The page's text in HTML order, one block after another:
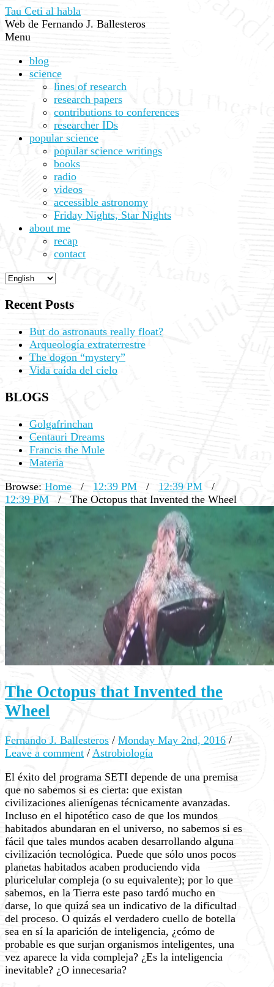
Tau Ceti al habla
Web de Fernando J. Ballesteros
Menu
blog
science
lines of research
research papers
contributions to conferences
researcher IDs
popular science
popular science writings
books
radio
videos
accessible astronomy
Friday Nights, Star Nights
about me
recap
contact
Recent Posts
But do astronauts really float?
Arqueología extraterrestre
The dogon “mystery”
Vida caída del cielo
BLOGS
Golgafrinchan
Centauri Dreams
Francis the Mule
Materia
Browse: Home / 12:39 PM / 12:39 PM
/
12:39 PM
/ The Octopus that Invented the Wheel
The Octopus that Invented the
Wheel
Fernando J. Ballesteros / Monday May 2nd, 2016 /
Leave a comment / Astrobiología
El éxito del programa SETI depende de una premisa
que no sabemos si es cierta: que existan
civilizaciones alienígenas técnicamente avanzadas.
Incluso en el hipotético caso de que los mundos
habitados abundaran en el universo, no sabemos si es
fácil que tales mundos acaben desarrollando alguna
civilización tecnológica. Puede que sólo unos pocos
planetas habitados acaben produciendo vida
pluricelular compleja (o su equivalente); por lo que
sabemos, en la Tierra este paso tardó mucho en
darse, lo que quizá sea un indicativo de la dificultad
del proceso. O quizás el verdadero cuello de botella
sea en sí la aparición de inteligencia, ¿cómo de
probable es que surjan organismos inteligentes, una
vez aparece la vida compleja? ¿Es la inteligencia
inevitable? ¿O innecesaria?